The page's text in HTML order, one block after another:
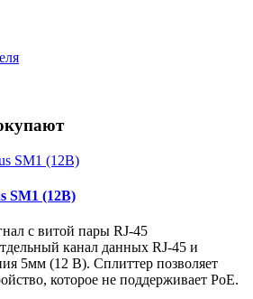
SM1 (12B)
с витой пары RJ-45
канал данных RJ-45 и
5мм (12 В). Сплиттер позволяет
которое не поддерживает PoE.